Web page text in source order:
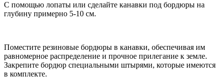
С помощью лопаты или сделайте канавки под бордюры на
глубину примерно 5-10 см.
Поместите резиновые бордюры в канавки, обеспечивая им
равномерное распределение и прочное прилегание к земле.
Закрепите бордюр специальными штырями, которые имеются
в комплекте.